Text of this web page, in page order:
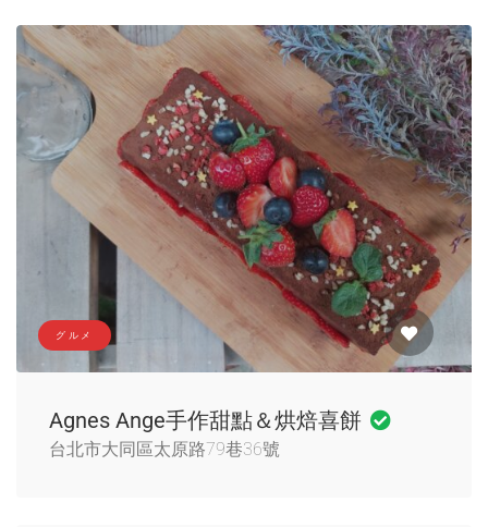
グルメ
Agnes Ange手作甜點＆烘焙喜餅
台北市大同區太原路79巷36號